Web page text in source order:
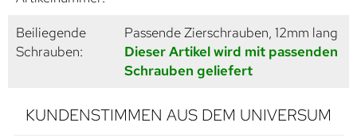
Beiliegende
Schrauben:
Passende Zierschrauben, 12mm lang
Dieser Artikel wird mit passenden
Schrauben geliefert
KUNDENSTIMMEN AUS DEM UNIVERSUM